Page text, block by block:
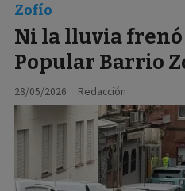
Ni la lluvia
Popular Barrio
Redacción
Zofío
28/05/2026